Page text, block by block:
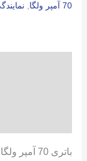
70 آمپر ولگا
, نمایندگی
باتری 70 آمپر ولگا نیرو گستران خراسان